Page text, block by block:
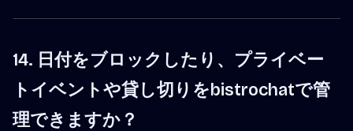
14. 日付をブロックしたり、プライベー
トイベントや貸し切りをbistrochatで管
理できますか？